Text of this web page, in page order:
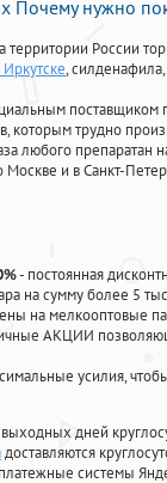
нужно
России
, силденафила,
которым трудно
любого препаратан
и в Санкт-
- постоянная
на сумму более 5
на мелкооптовые
АКЦИИ
усилия,
дней
доставляются
системы